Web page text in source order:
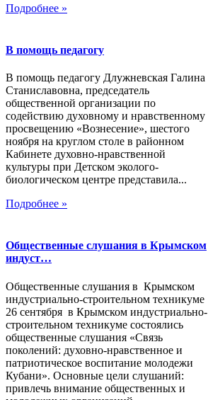
Подробнее »
В помощь педагогу
В помощь педагогу Длужневская Галина
Станиславовна, председатель
общественной организации по
содействию духовному и нравственному
просвещению «Вознесение», шестого
ноября на круглом столе в районном
Кабинете духовно-нравственной
культуры при Детском эколого-
биологическом центре представила...
Подробнее »
Общественные слушания в Крымском
индуст…
Общественные слушания в Крымском
индустриально-строительном техникуме
26 сентября в Крымском индустриально-
строительном техникуме состоялись
общественные слушания «Связь
поколений: духовно-нравственное и
патриотическое воспитание молодежи
Кубани». Основные цели слушаний:
привлечь внимание общественных и